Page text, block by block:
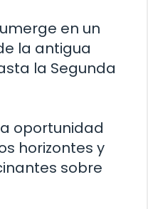
en un
la antigua
la Segunda
oportunidad
horizontes y
sobre